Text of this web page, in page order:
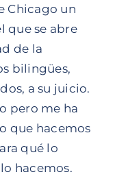
Chicago un
que se abre
de la
bilingües,
a su juicio.
pero me ha
que hacemos
qué lo
hacemos.